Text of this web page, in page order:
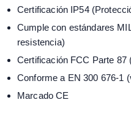
Certificación IP54
Cumple con estándares
resistencia)
Certificación FCC Parte 87
Conforme a EN 300 676-1
Marcado CE